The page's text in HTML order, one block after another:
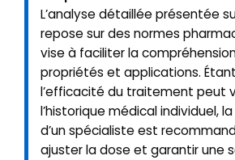
L’analyse détaillée présentée
repose sur des normes
vise à faciliter la
propriétés et applications.
l’efficacité du traitement peut
l’historique médical individuel,
d’un spécialiste est
ajuster la dose et garantir une